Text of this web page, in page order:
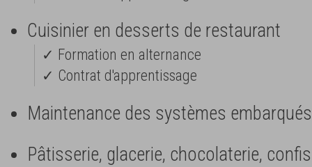
Cuisinier en desserts de restaurant
✓ Formation en alternance
✓ Contrat d'apprentissage
Maintenance des systèmes
Pâtisserie, glacerie, chocolaterie,